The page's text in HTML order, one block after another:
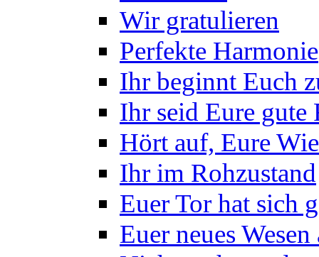
Wir gratulieren
Perfekte Harmonie
Ihr beginnt Euch
Ihr seid Eure gute
Hört auf, Eure
Ihr im Rohzustand
Euer Tor hat sich
Euer neues